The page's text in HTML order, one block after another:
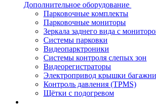
Дополнительное оборудование
Парковочные комплекты
Парковочные мониторы
Зеркала заднего вида с
Системы парковки
Видеопарктроники
Системы контроля слепых зон
Видеорегистраторы
Электропривод крышки
Контроль давления (TPMS)
Щётки с подогревом